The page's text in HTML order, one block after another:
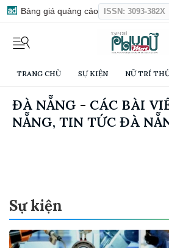
Bảng giá quảng cáo ISSN: 3093-382X
TRANG CHỦ SỰ KIỆN NỮ TRÍ
ĐÀ NẴNG - CÁC BÀI
NẴNG, TIN TỨC ĐÀ
Sự kiện